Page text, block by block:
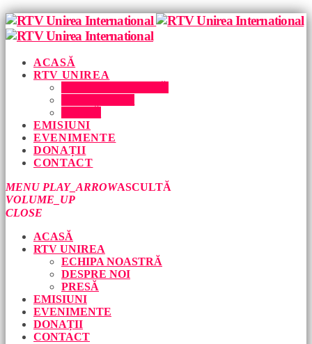
ACASĂ
RTV UNIREA
EMISIUNI
EVENIMENTE
DONAȚII
CONTACT
MENU PLAY_ARROWASCULTĂ
VOLUME_UP
CLOSE
ACASĂ
RTV UNIREA
ECHIPA NOASTRĂ
DESPRE NOI
PRESĂ
EMISIUNI
EVENIMENTE
DONAȚII
CONTACT